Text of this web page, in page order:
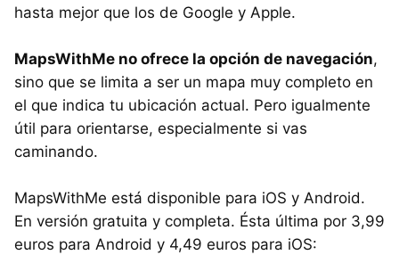
hasta mejor que los de Google y Apple.
MapsWithMe no ofrece la opción de navegación,
sino que se limita a ser un mapa muy completo en
el que indica tu ubicación actual. Pero igualmente
útil para orientarse, especialmente si vas
caminando.
MapsWithMe está disponible para iOS y Android.
En versión gratuita y completa. Ésta última por 3,99
euros para Android y 4,49 euros para iOS: